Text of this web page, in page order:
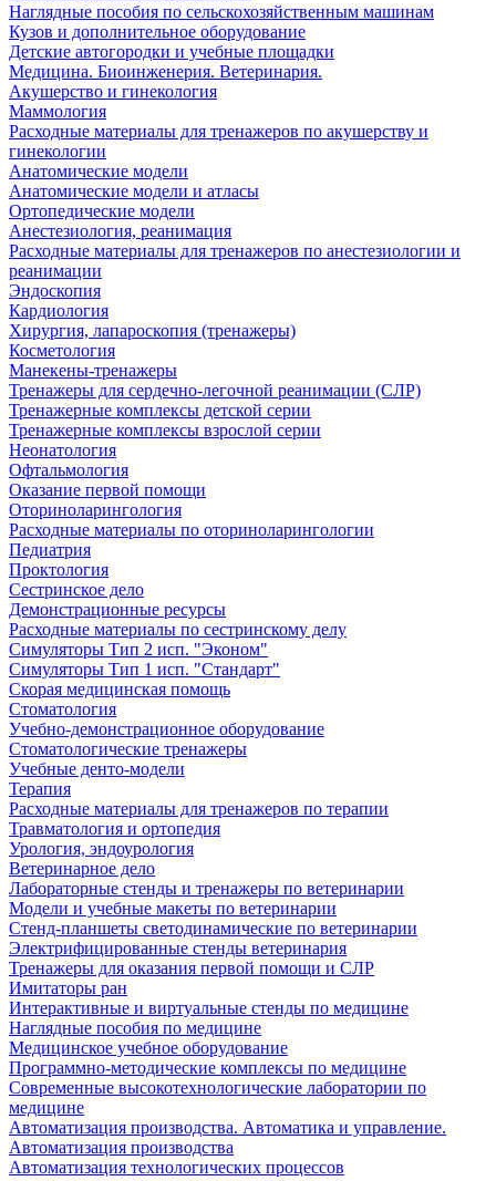
Наглядные пособия по сельскохозяйственным машинам
Кузов и дополнительное оборудование
Детские автогородки и учебные площадки
Медицина. Биоинженерия. Ветеринария.
Акушерство и гинекология
Маммология
Расходные материалы для тренажеров по акушерству и
гинекологии
Анатомические модели
Анатомические модели и атласы
Ортопедические модели
Анестезиология, реанимация
Расходные материалы для тренажеров по анестезиологии и
реанимации
Эндоскопия
Кардиология
Хирургия, лапароскопия (тренажеры)
Косметология
Манекены-тренажеры
Тренажеры для сердечно-легочной реанимации (СЛР)
Тренажерные комплексы детской серии
Тренажерные комплексы взрослой серии
Неонатология
Офтальмология
Оказание первой помощи
Оториноларингология
Расходные материалы по оториноларингологии
Педиатрия
Проктология
Сестринское дело
Демонстрационные ресурсы
Расходные материалы по сестринскому делу
Симуляторы Тип 2 исп. "Эконом"
Симуляторы Тип 1 исп. "Стандарт"
Скорая медицинская помощь
Стоматология
Учебно-демонстрационное оборудование
Стоматологические тренажеры
Учебные денто-модели
Терапия
Расходные материалы для тренажеров по терапии
Травматология и ортопедия
Урология, эндоурология
Ветеринарное дело
Лабораторные стенды и тренажеры по ветеринарии
Модели и учебные макеты по ветеринарии
Стенд-планшеты светодинамические по ветеринарии
Электрифицированные стенды ветеринария
Тренажеры для оказания первой помощи и СЛР
Имитаторы ран
Интерактивные и виртуальные стенды по медицине
Наглядные пособия по медицине
Медицинское учебное оборудование
Программно-методические комплексы по медицине
Современные высокотехнологические лаборатории по
медицине
Автоматизация производства. Автоматика и управление.
Автоматизация производства
Автоматизация технологических процессов